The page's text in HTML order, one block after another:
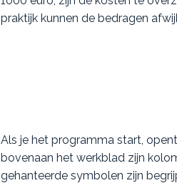
praktijk kunnen de bedragen
Als je het programma start,
bovenaan het werkblad zijn
gehanteerde symbolen zijn